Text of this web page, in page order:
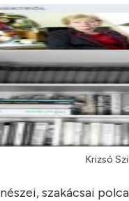
Krizsó
szakácsai